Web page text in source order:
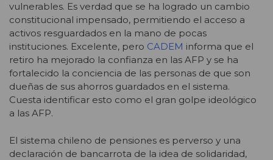
vulnerables. Es verdad que se ha logrado un cambio
constitucional impensado, permitiendo el acceso a
activos resguardados en la mano de pocas
instituciones. Excelente, pero CADEM informa que el
retiro ha mejorado la confianza en las AFP y se ha
fortalecido la conciencia de las personas de que son
dueñas de sus ahorros guardados en el sistema.
Cuesta identificar esto como el gran golpe ideológico
a las AFP.
El sistema chileno de pensiones es perverso y una
declaración de bancarrota de la idea de solidaridad,